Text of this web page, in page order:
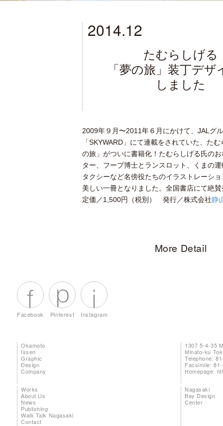
2014.12
たむらしげる
「夢の旅」装丁デザ
しました
2009年９月〜2011年６月にかけて、JALグ
「SKYWARD」にて連載をされていた、た
の旅」がついに書籍化！たむらしげる氏の
ター、フープ博士とランスロット、くまの
タクシーなど名傍役たちのイラストレーシ
美しい一冊となりました。全国書店にて絶
定価／1,500円（税別） 発行／株式会社静
More Detail
Facebook Pinterest Instagram
Okamoto
Issen
Graphic
Design
Company
1307 5-4-35
Minato-ku
Telephone:
Facsimile:
Homepage:
Works
About Us
News
Publishing
Walk Talk Nagasaki
Contact
Nagasaki
Bay Design
Center